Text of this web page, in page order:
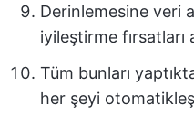
Derinlemesine veri
iyileştirme fırsatları
Tüm bunları
her şeyi